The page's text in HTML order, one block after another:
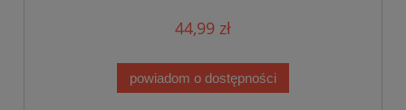
44,99 zł
powiadom o dostępności